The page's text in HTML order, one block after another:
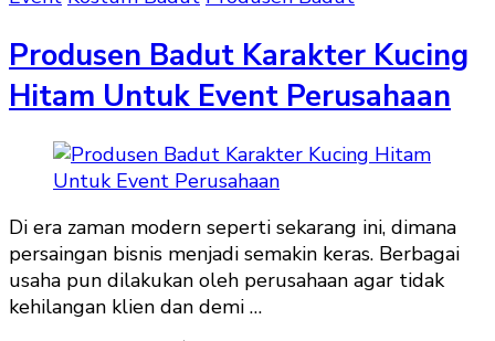
Produsen Badut Karakter Kucing
Hitam Untuk Event Perusahaan
Di era zaman modern seperti sekarang ini, dimana
persaingan bisnis menjadi semakin keras. Berbagai
usaha pun dilakukan oleh perusahaan agar tidak
kehilangan klien dan demi …